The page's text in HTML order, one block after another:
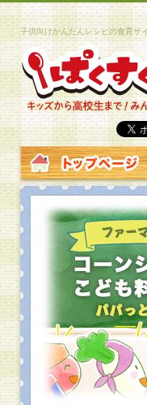
子供向けかんたんレシピの食育サ